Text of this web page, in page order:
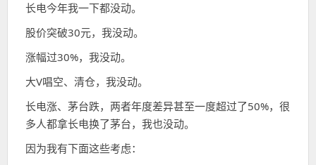
长电今年我一下都没动。
股价突破30元，我没动。
涨幅过30%，我没动。
大V唱空、清仓，我没动。
长电涨、茅台跌，两者年度差异甚至一度超过了50%，很
多人都拿长电换了茅台，我也没动。
因为我有下面这些考虑：